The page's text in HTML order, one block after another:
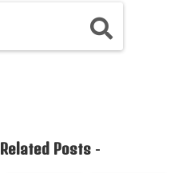
Related Posts-